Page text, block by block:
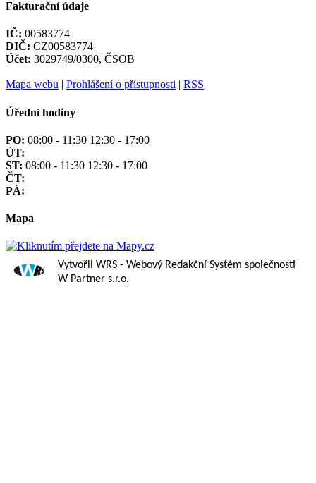
Fakturační údaje
IČ: 00583774
DIČ: CZ00583774
Účet: 3029749/0300, ČSOB
Mapa webu | Prohlášení o přístupnosti | RSS
Úřední hodiny
PO: 08:00 - 11:30 12:30 - 17:00
ÚT:
ST: 08:00 - 11:30 12:30 - 17:00
ČT:
PÁ:
Mapa
Vytvořil WRS - Webový Redakční Systém společnosti
W Partner s.r.o.